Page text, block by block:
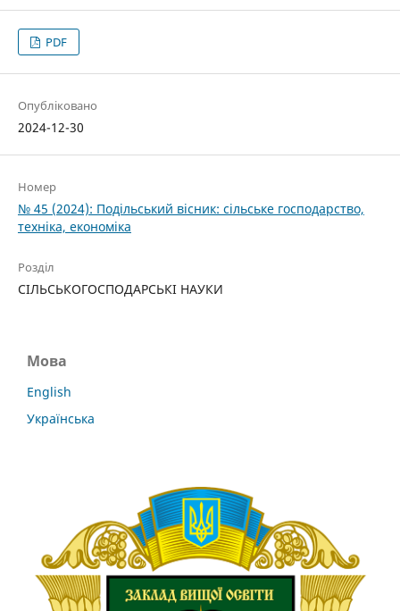
PDF
Опубліковано
2024-12-30
Номер
№ 45 (2024): Подільський вісник: сільське господарство,
техніка, економіка
Розділ
СІЛЬСЬКОГОСПОДАРСЬКІ НАУКИ
Мова
English
Українська